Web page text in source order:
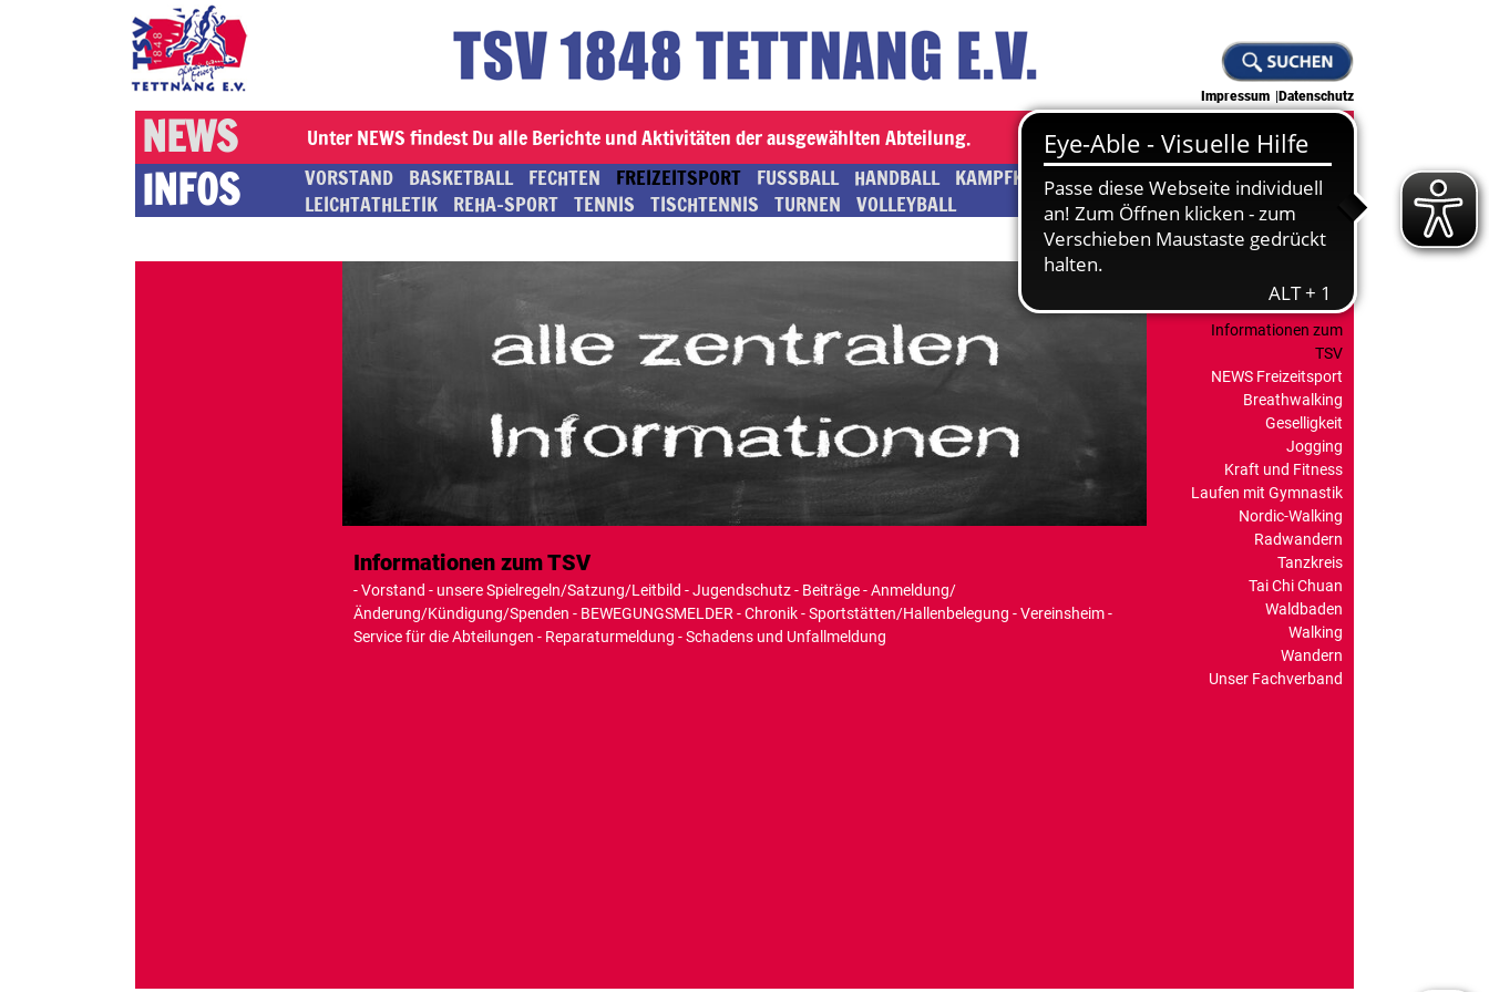
Impressum Datenschutz
NEWS Unter NEWS findest Du alle Berichte und Aktivitäten der ausgewählten Abteilung.
INFOS VORSTAND BASKETBALL FECHTEN FREIZEITSPORT FUSSBALL HANDBALL KAMPFKUNST JUDO
KLETTERN
LEICHTATHLETIK REHA-SPORT TENNIS TISCHTENNIS TURNEN VOLLEYBALL
Informationen zum TSV
- Vorstand - unsere Spielregeln/Satzung/Leitbild - Jugendschutz - Beiträge - Anmeldung/
Änderung/Kündigung/Spenden - BEWEGUNGSMELDER - Chronik - Sportstätten/Hallenbelegung - Vereinsheim -
Service für die Abteilungen - Reparaturmeldung - Schadens und Unfallmeldung
Abteilungsleitung
FREIZEITSPORT
Informationen zum
TSV
NEWS Freizeitsport
Breathwalking
Geselligkeit
Jogging
Kraft und Fitness
Laufen mit Gymnastik
Nordic-Walking
Radwandern
Tanzkreis
Tai Chi Chuan
Waldbaden
Walking
Wandern
Unser Fachverband